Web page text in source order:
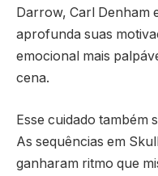
Darrow, Carl Denham
aprofunda suas
emocional mais
cena.
Esse cuidado também
As sequências em
ganharam ritmo que